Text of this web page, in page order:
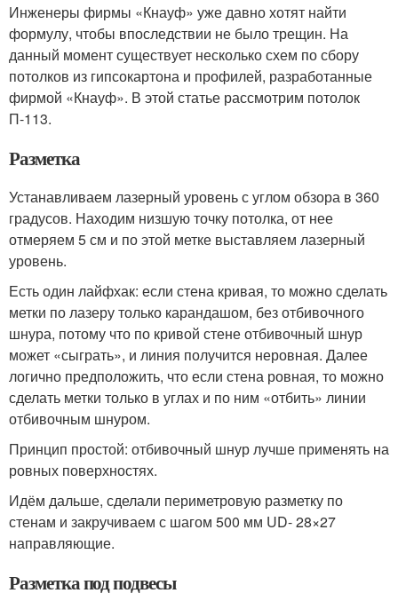
Инженеры фирмы «Кнауф» уже давно хотят найти
формулу, чтобы впоследствии не было трещин. На
данный момент существует несколько схем по сбору
потолков из гипсокартона и профилей, разработанные
фирмой «Кнауф». В этой статье рассмотрим потолок
П-113.
Разметка
Устанавливаем лазерный уровень с углом обзора в 360
градусов. Находим низшую точку потолка, от нее
отмеряем 5 см и по этой метке выставляем лазерный
уровень.
Есть один лайфхак: если стена кривая, то можно сделать
метки по лазеру только карандашом, без отбивочного
шнура, потому что по кривой стене отбивочный шнур
может «сыграть», и линия получится неровная. Далее
логично предположить, что если стена ровная, то можно
сделать метки только в углах и по ним «отбить» линии
отбивочным шнуром.
Принцип простой: отбивочный шнур лучше применять на
ровных поверхностях.
Идём дальше, сделали периметровую разметку по
стенам и закручиваем с шагом 500 мм UD- 28×27
направляющие.
Разметка под подвесы